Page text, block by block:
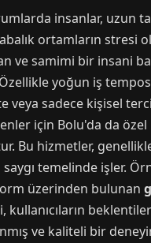
insanlar, uzun
ortamların stresi
ve samimi bir insani
yoğun iş
veya sadece kişisel
için Bolu'da da
Bu hizmetler,
saygı temelinde işler.
üzerinden bulunan
kullanıcıların
ve kaliteli bir